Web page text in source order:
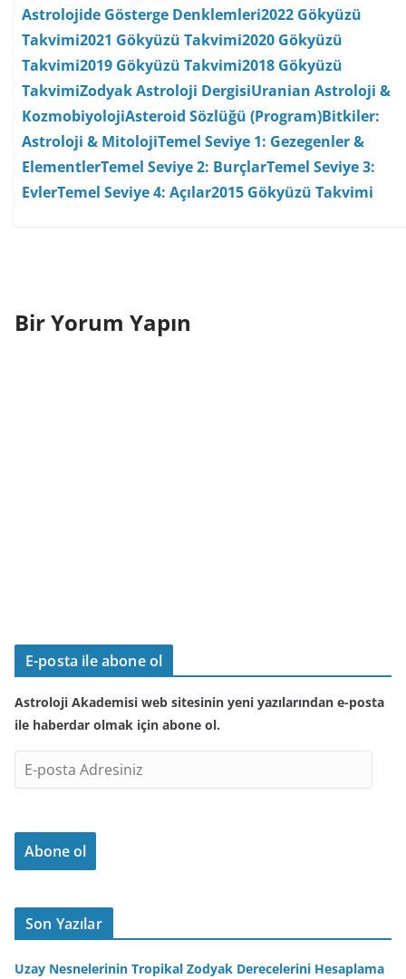
Astrolojide Gösterge Denklemleri2022 Gökyüzü
Takvimi2021 Gökyüzü Takvimi2020 Gökyüzü
Takvimi2019 Gökyüzü Takvimi2018 Gökyüzü
TakvimiZodyak Astroloji DergisiUranian Astroloji &
KozmobiyolojiAsteroid Sözlüğü (Program)Bitkiler:
Astroloji & MitolojiTemel Seviye 1: Gezegenler &
ElementlerTemel Seviye 2: BurçlarTemel Seviye 3:
EvlerTemel Seviye 4: Açılar2015 Gökyüzü Takvimi
Bir Yorum Yapın
E-posta ile abone ol
Astroloji Akademisi web sitesinin yeni yazılarından e-posta
ile haberdar olmak için abone ol.
-
o
t
d
r
Abone ol
Son Yazılar
Uzay Nesnelerinin Tropikal Zodyak Derecelerini Hesaplama